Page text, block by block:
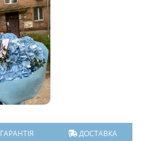
ГАРАНТІЯ ДОСТАВКА